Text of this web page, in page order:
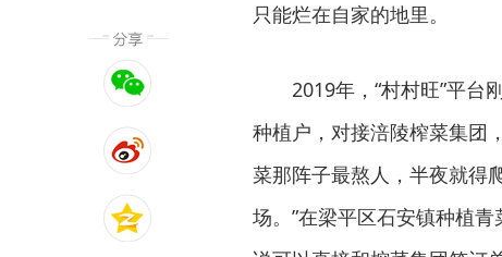
只能烂在自家的地里。
2019年，“村村旺”平台
种植户，对接涪陵榨菜集团
菜那阵子最熬人，半夜就得
场。”在梁平区石安镇种植青